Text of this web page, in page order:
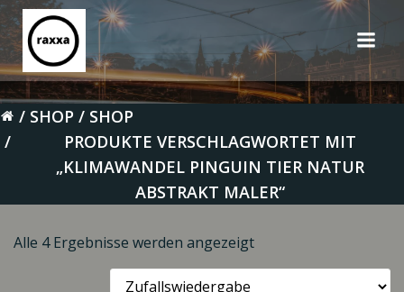
Zum
springen
SHOP
SHOP
PRODUKTE VERSCHLAGWORTET MIT
„KLIMAWANDEL PINGUIN TIER NATUR
ABSTRAKT MALER“
Alle 4 Ergebnisse werden angezeigt